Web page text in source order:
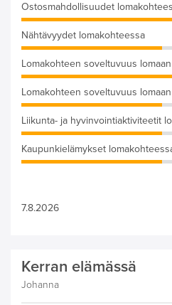
Ostosmahdollisuudet
Nähtävyydet lomakohteessa
Lomakohteen soveltuvuus
Lomakohteen soveltuvuus
Liikunta- ja hyvinvointiaktiviteetit
Kaupunkielämykset
7.8.2026
Kerran elämässä
Johanna